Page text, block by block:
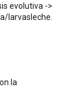
evolutiva ->
larvasleche.
la